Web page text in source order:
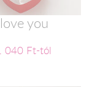
you
040 Ft-tól